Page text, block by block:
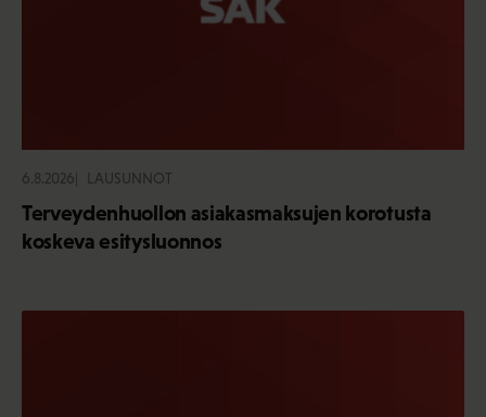
6.8.2026 LAUSUNNOT
Terveydenhuollon asiakasmaksujen korotusta
koskeva esitysluonnos